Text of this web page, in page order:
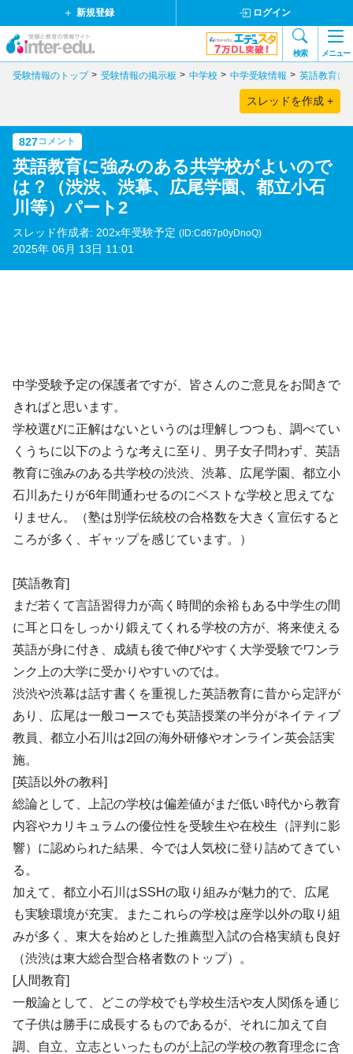
新規登録 ログイン
検索 メニュー
受験情報のトップ 受験情報の掲示板 中学校 中学受験情報 英語教育に
スレッドを作成 +
827コメント
英語教育に強みのある共学校がよいので
は？（渋渋、渋幕、広尾学園、都立小石
川等）パート2
スレッド作成者: 202x年受験予定 (ID:Cd67p0yDnoQ)
2025年 06月 13日 11:01
中学受験予定の保護者ですが、皆さんのご意見をお聞きで
きればと思います。
学校選びに正解はないというのは理解しつつも、調べてい
くうちに以下のような考えに至り、男子女子問わず、英語
教育に強みのある共学校の渋渋、渋幕、広尾学園、都立小
石川あたりが6年間通わせるのにベストな学校と思えてな
りません。（塾は別学伝統校の合格数を大きく宣伝すると
ころが多く、ギャップを感じています。）
[英語教育]
まだ若くて言語習得力が高く時間的余裕もある中学生の間
に耳と口をしっかり鍛えてくれる学校の方が、将来使える
英語が身に付き、成績も後で伸びやすく大学受験でワンラ
ンク上の大学に受かりやすいのでは。
渋渋や渋幕は話す書くを重視した英語教育に昔から定評が
あり、広尾は一般コースでも英語授業の半分がネイティブ
教員、都立小石川は2回の海外研修やオンライン英会話実
施。
[英語以外の教科]
総論として、上記の学校は偏差値がまだ低い時代から教育
内容やカリキュラムの優位性を受験生や在校生（評判に影
響）に認められた結果、今では人気校に登り詰めてきてい
る。
加えて、都立小石川はSSHの取り組みが魅力的で、広尾
も実験環境が充実。またこれらの学校は座学以外の取り組
みが多く、東大を始めとした推薦型入試の合格実績も良好
（渋渋は東大総合型合格者数のトップ）。
[人間教育]
一般論として、どこの学校でも学校生活や友人関係を通じ
て子供は勝手に成長するものであるが、それに加えて自
調、自立、立志といったものが上記の学校の教育理念に含